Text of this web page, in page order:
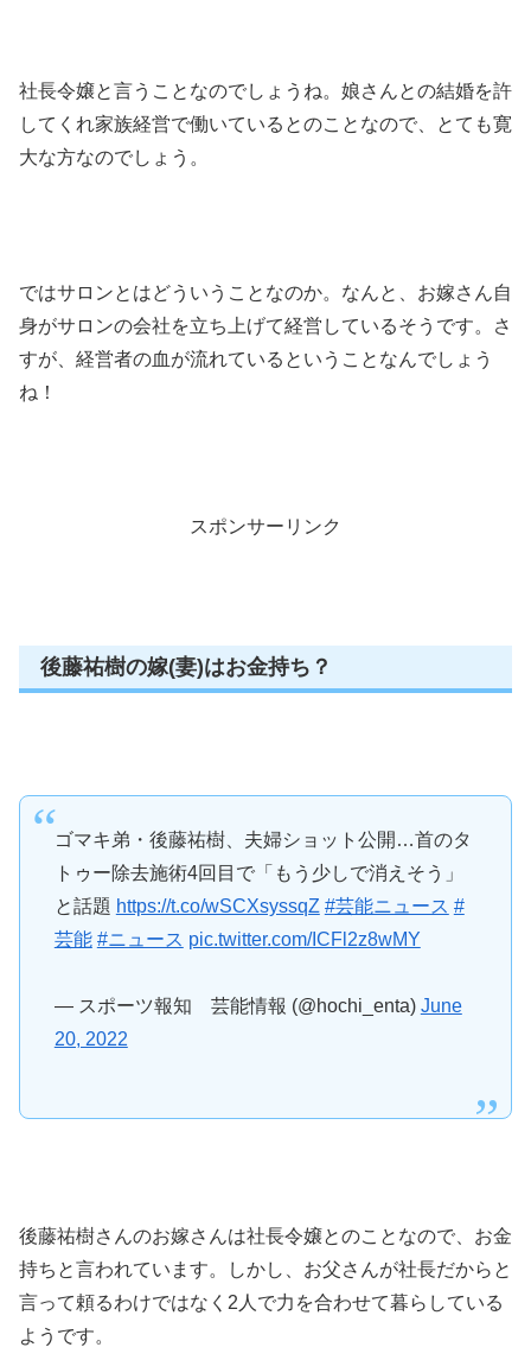
社長令嬢と言うことなのでしょうね。娘さんとの結婚を許
してくれ家族経営で働いているとのことなので、とても寛
大な方なのでしょう。
ではサロンとはどういうことなのか。なんと、お嫁さん自
身がサロンの会社を立ち上げて経営しているそうです。さ
すが、経営者の血が流れているということなんでしょう
ね！
スポンサーリンク
後藤祐樹の嫁(妻)はお金持ち？
ゴマキ弟・後藤祐樹、夫婦ショット公開…首のタ
トゥー除去施術4回目で「もう少しで消えそう」
と話題 https://t.co/wSCXsyssqZ #芸能ニュース #
芸能 #ニュース pic.twitter.com/ICFl2z8wMY
— スポーツ報知 芸能情報 (@hochi_enta) June
20, 2022
後藤祐樹さんのお嫁さんは社長令嬢とのことなので、お金
持ちと言われています。しかし、お父さんが社長だからと
言って頼るわけではなく2人で力を合わせて暮らしている
ようです。